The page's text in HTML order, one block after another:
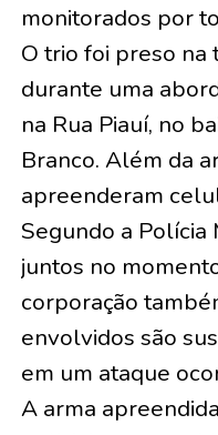
monitorados por
O trio foi preso
durante uma
na Rua Piauí, no
Branco. Além da
apreenderam
Segundo a Polícia
juntos no
corporação
envolvidos são
em um ataque
A arma